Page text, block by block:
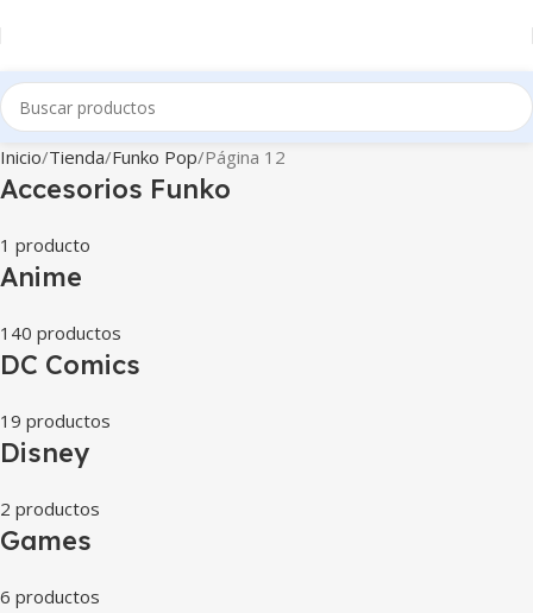
Inicio Tienda Funko Pop Página 12
Accesorios Funko
1 producto
Anime
140 productos
DC Comics
19 productos
Disney
2 productos
Games
6 productos